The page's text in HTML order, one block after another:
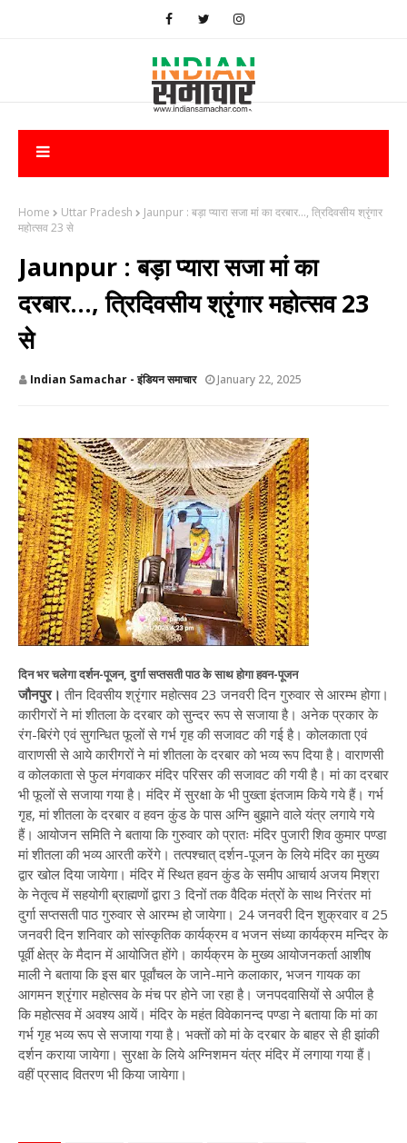
Home Uttar Pradesh
Jaunpur : ​बड़ा प्यारा सजा मां का दरबार..., त्रिदिवसीय श्रृंगार
महोत्सव 23 से
Jaunpur : ​बड़ा प्यारा सजा मां का
दरबार..., त्रिदिवसीय श्रृंगार महोत्सव 23
से
Indian Samachar - इंडियन समाचार January 22, 2025
दिन भर चलेगा दर्शन-पूजन, दुर्गा सप्तसती पाठ के साथ होगा हवन-पूजन
जौनपुर।तीन दिवसीय श्रृंगार महोत्सव 23 जनवरी दिन गुरुवार से आरम्भ होगा।
कारीगरों ने मां शीतला के दरबार को सुन्दर रूप से सजाया है। अनेक प्रकार के
रंग-बिरंगे एवं सुगन्धित फूलों से गर्भ गृह की सजावट की गई है। कोलकाता एवं
वाराणसी से आये कारीगरों ने मां शीतला के दरबार को भव्य रूप दिया है। वाराणसी
व कोलकाता से फुल मंगवाकर मंदिर परिसर की सजावट की गयी है। मां का दरबार
भी फूलों से सजाया गया है। मंदिर में सुरक्षा के भी पुख्ता इंतजाम किये गये हैं। गर्भ
गृह, मां शीतला के दरबार व हवन कुंड के पास अग्नि बुझाने वाले यंत्र लगाये गये
हैं। आयोजन समिति ने बताया कि गुरुवार को प्रातः मंदिर पुजारी शिव कुमार पण्डा
मां शीतला की भव्य आरती करेंगे। तत्पश्चात् दर्शन-पूजन के लिये मंदिर का मुख्य
द्वार खोल दिया जायेगा। मंदिर में स्थित हवन कुंड के समीप आचार्य अजय मिश्रा
के नेतृत्व में सहयोगी ब्राह्मणों द्वारा 3 दिनों तक वैदिक मंत्रों के साथ निरंतर मां
दुर्गा सप्तसती पाठ गुरुवार से आरम्भ हो जायेगा। 24 जनवरी दिन शुक्रवार व 25
जनवरी दिन शनिवार को सांस्कृतिक कार्यक्रम व भजन संध्या कार्यक्रम मन्दिर के
पूर्वी क्षेत्र के मैदान में आयोजित होंगे। कार्यक्रम के मुख्य आयोजनकर्ता आशीष
माली ने बताया कि इस बार पूर्वांचल के जाने-माने कलाकार, भजन गायक का
आगमन श्रृंगार महोत्सव के मंच पर होने जा रहा है। जनपदवासियों से अपील है
कि महोत्सव में अवश्य आयें। मंदिर के महंत विवेकानन्द पण्डा ने बताया कि मां का
गर्भ गृह भव्य रूप से सजाया गया है। भक्तों को मां के दरबार के बाहर से ही झांकी
दर्शन कराया जायेगा। सुरक्षा के लिये अग्निशमन यंत्र मंदिर में लगाया गया हैं।
वहीं प्रसाद वितरण भी किया जायेगा।